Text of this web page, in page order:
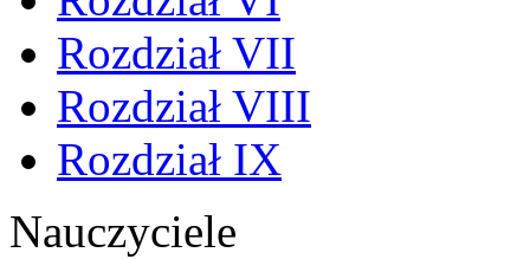
Rozdział VII
Rozdział VIII
Rozdział IX
Nauczyciele